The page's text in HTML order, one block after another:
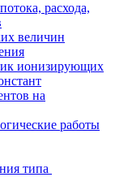
расхода,
величин
ионизирующих
на
работы
типа